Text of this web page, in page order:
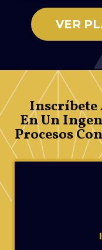
VER
Inscríbete
En Un
Procesos